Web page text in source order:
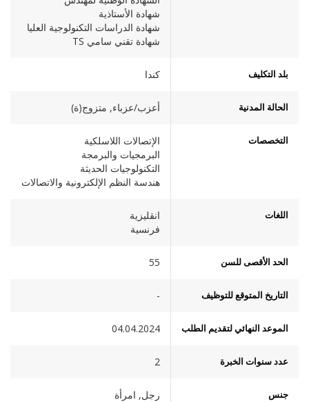
شهادة الأستاذية
شهادة الدراسات التكنولوجية العليا
شهادة تقني سامي TS
بلد التكليف كندا
الحالة المدنية أعزب/عزباء, متزوج(ة)
التخصصات
الإتصالات اللاسلكية
البرمجيات والبرمجة
التكنولوجيات الحديثة
هندسة النظم الإلكترونية والاتصالات
اللغات
انقليزية
فرنسية
الحد الأقصى للسن 55
التاريخ المتوقع للتوظيف -
الموعد النهائي لتقديم الطلب 04.04.2024
عدد سنوات الخبرة 2
جنس رجل, امرأة